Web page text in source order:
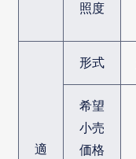
照度
適
形式
希望
小売
価格